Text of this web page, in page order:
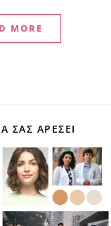
MORE
ΣΑΣ ΑΡΈΣΕΙ